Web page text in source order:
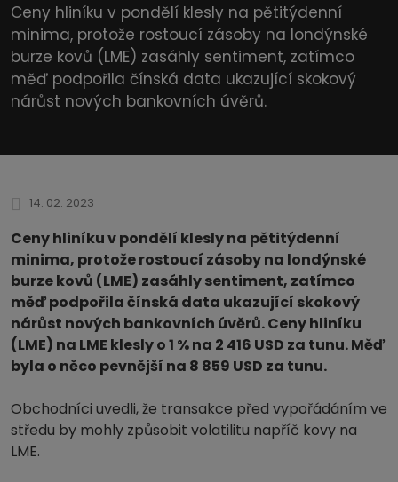
Ceny hliníku v pondělí klesly na pětitýdenní
minima, protože rostoucí zásoby na londýnské
burze kovů (LME) zasáhly sentiment, zatímco
měď podpořila čínská data ukazující skokový
nárůst nových bankovních úvěrů.
14. 02. 2023
Ceny hliníku v pondělí klesly na pětitýdenní
minima, protože rostoucí zásoby na londýnské
burze kovů (LME) zasáhly sentiment, zatímco
měď podpořila čínská data ukazující skokový
nárůst nových bankovních úvěrů. Ceny hliníku
(LME) na LME klesly o 1 % na 2 416 USD za tunu. Měď
byla o něco pevnější na 8 859 USD za tunu.
Obchodníci uvedli, že transakce před vypořádáním ve
středu by mohly způsobit volatilitu napříč kovy na
LME.